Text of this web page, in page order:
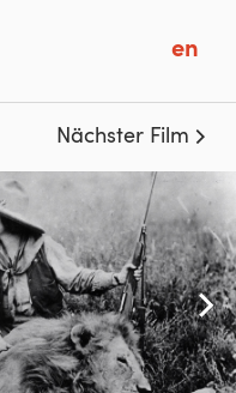
en
Nächster Film